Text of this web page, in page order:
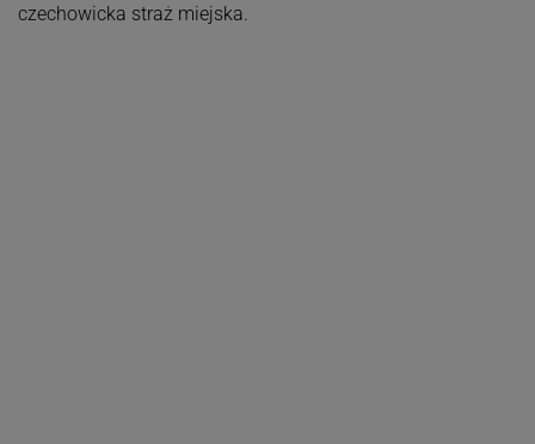
czechowicka straż miejska.